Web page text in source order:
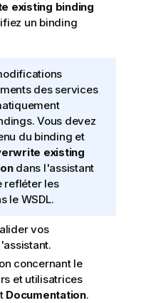
existing binding
un binding
des services
Vous devez
du binding et
existing
dans l'assistant
refléter les
le WSDL.
vos
concernant le
et utilisatrices
Documentation.